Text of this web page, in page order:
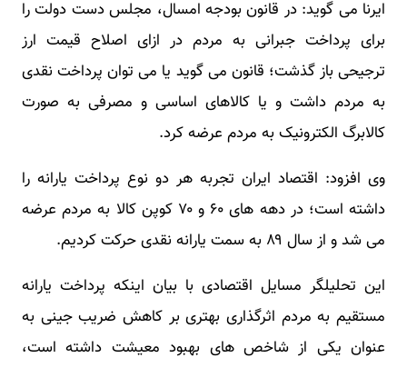
ایرنا می گوید: در قانون بودجه امسال، مجلس دست دولت را
برای پرداخت جبرانی به مردم در ازای اصلاح قیمت ارز
ترجیحی باز گذشت؛ قانون می گوید یا می توان پرداخت نقدی
به مردم داشت و یا کالاهای اساسی و مصرفی به صورت
کالابرگ الکترونیک به مردم عرضه کرد.
وی افزود: اقتصاد ایران تجربه هر دو نوع پرداخت یارانه را
داشته است؛ در دهه های ۶۰ و ۷۰ کوپن کالا به مردم عرضه
می شد و از سال ۸۹ به سمت یارانه نقدی حرکت کردیم.
این تحلیلگر مسایل اقتصادی با بیان اینکه پرداخت یارانه
مستقیم به مردم اثرگذاری بهتری بر کاهش ضریب جینی به
عنوان یکی از شاخص های بهبود معیشت داشته است،